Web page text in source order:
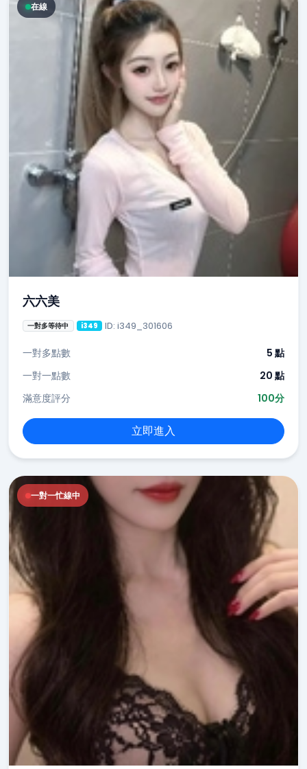
在線
六六美
一對多等待中 i349 ID: i349_301606
一對多點數
5 點
一對一點數
20 點
滿意度評分
100分
立即進入
一對一忙線中